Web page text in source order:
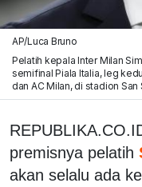
AP/Luca Bruno
Pelatih kepala Inter Milan
semifinal Piala Italia, leg
dan AC Milan, di stadion San
premisnya pelatih
akan selalu ada